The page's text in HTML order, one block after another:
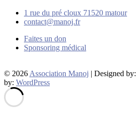
1 rue du pré cloux 71520 matour
contact@manoj.fr
Faites un don
Sponsoring médical
© 2026 Association Manoj | Designed by:
by: WordPress